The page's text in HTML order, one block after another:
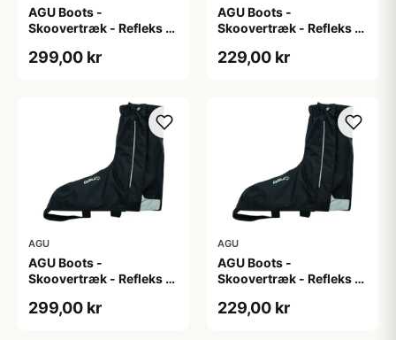
AGU Boots -
Skoovertræk - Refleks -
299,00 kr
AGU Boots -
Skoovertræk - Refleks -
229,00 kr
AGU
AGU Boots -
Skoovertræk - Refleks -
299,00 kr
AGU
AGU Boots -
Skoovertræk - Refleks -
229,00 kr